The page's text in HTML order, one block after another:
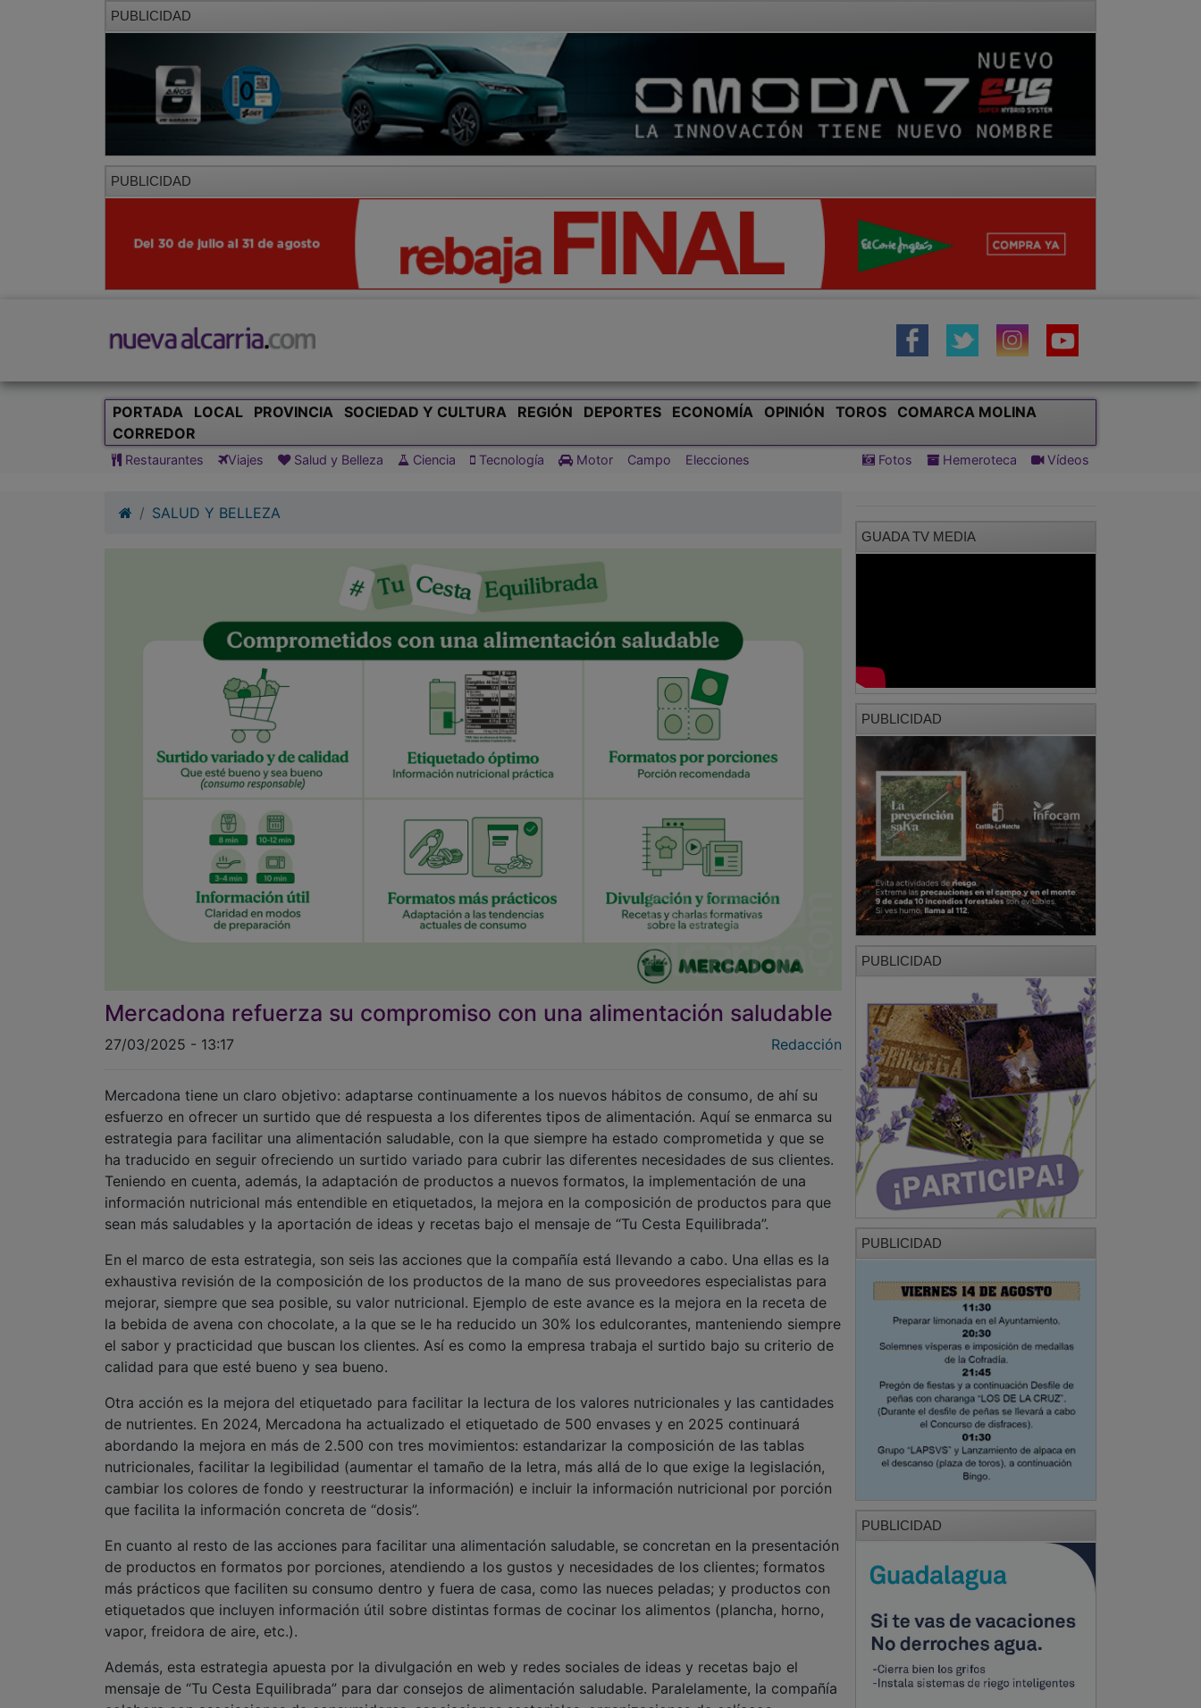
PUBLICIDAD
PUBLICIDAD
PORTADA LOCAL PROVINCIA
COMARCA MOLINA
Restaurantes Viajes Salud y Belleza Ciencia Tecnología Motor Campo Elecciones Fotos Hemeroteca Vídeos
SALUD Y BELLEZA
Mercadona refuerza su compromiso con una alimentación saludable
Redacción
Mercadona tiene un claro objetivo: adaptarse continuamente a los nuevos hábitos de consumo, de ahí su
esfuerzo en ofrecer un surtido que dé respuesta a los diferentes tipos de alimentación. Aquí se enmarca su
ha traducido en seguir ofreciendo un surtido variado para cubrir las diferentes necesidades de sus clientes.
Teniendo en cuenta, además, la adaptación de productos a nuevos formatos, la implementación de una
información nutricional más entendible en etiquetados, la mejora en la composición de productos para que
sean más saludables y la aportación de ideas y recetas bajo el mensaje de “Tu Cesta Equilibrada”.
En el marco de esta estrategia, son seis las acciones que la compañía está llevando a cabo. Una ellas es la
exhaustiva revisión de la composición de los productos de la mano de sus proveedores especialistas para
mejorar, siempre que sea posible, su valor nutricional. Ejemplo de este avance es la mejora en la receta de
la bebida de avena con chocolate, a la que se le ha reducido un 30% los edulcorantes, manteniendo siempre
el sabor y practicidad que buscan los clientes. Así es como la empresa trabaja el surtido bajo su criterio de
calidad para que esté bueno y sea bueno.
Otra acción es la mejora del etiquetado para facilitar la lectura de los valores nutricionales y las cantidades
de nutrientes. En 2024, Mercadona ha actualizado el etiquetado de 500 envases y en 2025 continuará
abordando la mejora en más de 2.500 con tres movimientos: estandarizar la composición de las tablas
nutricionales, facilitar la legibilidad (aumentar el tamaño de la letra, más allá de lo que exige la legislación,
cambiar los colores de fondo y reestructurar la información) e incluir la información nutricional por porción
que facilita la información concreta de “dosis”.
En cuanto al resto de las acciones para facilitar una alimentación saludable, se concretan en la presentación
de productos en formatos por porciones, atendiendo a los gustos y necesidades de los clientes; formatos
más prácticos que faciliten su consumo dentro y fuera de casa, como las nueces peladas; y productos con
etiquetados que incluyen información útil sobre distintas formas de cocinar los alimentos (plancha, horno,
vapor, freidora de aire, etc.).
Además, esta estrategia apuesta por la divulgación en web y redes sociales de ideas y recetas bajo el
mensaje de “Tu Cesta Equilibrada” para dar consejos de alimentación saludable. Paralelamente, la compañía
colabora con asociaciones de consumidores, asociaciones sectoriales, organizaciones de celíacos,
intolerantes y alérgicos, nutricionistas, médicos y especialistas. De esta forma, con actividades formativas e
informativas, asegura que sus acciones y productos estén siempre respaldados por la ciencia.
GUADA TV MEDIA
PUBLICIDAD
PUBLICIDAD
PUBLICIDAD